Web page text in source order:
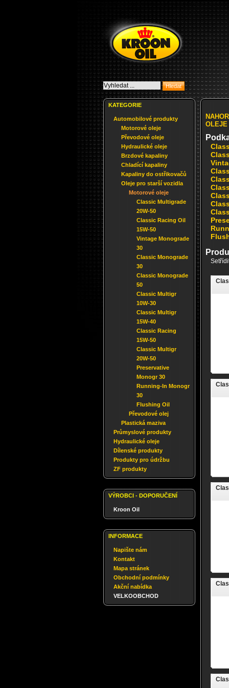
KATEGORIE
Automobilové produkty
Motorové oleje
Převodové oleje
Hydraulické oleje
Brzdové kapaliny
Chladící kapaliny
Kapaliny do ostřikovačů
Oleje pro starší vozidla
Motorové oleje
Classic Multigrade
20W-50
Classic Racing Oil
15W-50
Vintage Monograde
30
Classic Monograde
30
Classic Monograde
50
Classic Multigr
10W-30
Classic Multigr
15W-40
Classic Racing
15W-50
Classic Multigr
20W-50
Preservative
Monogr 30
Running-In Monogr
30
Flushing Oil
Převodové olej
Plastická maziva
Průmyslové produkty
Hydraulické oleje
Dílenské produkty
Produkty pro údržbu
ZF produkty
VÝROBCI - DOPORUČENÍ
Kroon Oil
INFORMACE
Napište nám
Kontakt
Mapa stránek
Obchodní podmínky
Akční nabídka
VELKOOBCHOD
OLEJE